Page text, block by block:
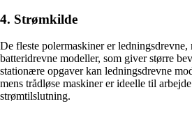
4. Strømkilde
De fleste polermaskiner er ledningsdrevne,
batteridrevne modeller, som giver større
stationære opgaver kan ledningsdrevne
mens trådløse maskiner er ideelle til
strømtilslutning.